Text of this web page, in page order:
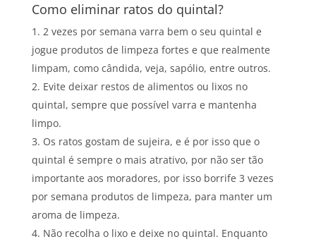
Como eliminar ratos do quintal?
2 vezes por semana varra bem o seu quintal e
jogue produtos de limpeza fortes e que realmente
limpam, como cândida, veja, sapólio, entre outros.
Evite deixar restos de alimentos ou lixos no
quintal, sempre que possível varra e mantenha
limpo.
Os ratos gostam de sujeira, e é por isso que o
quintal é sempre o mais atrativo, por não ser tão
importante aos moradores, por isso borrife 3 vezes
por semana produtos de limpeza, para manter um
aroma de limpeza.
Não recolha o lixo e deixe no quintal. Enquanto